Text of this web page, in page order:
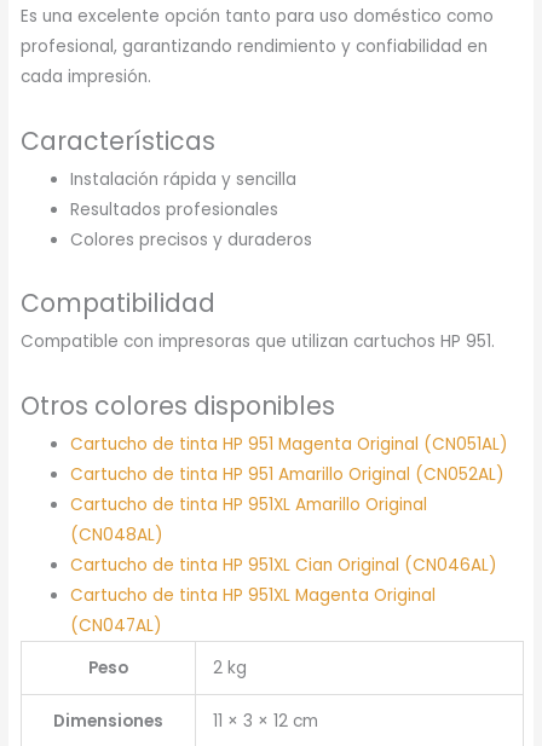
Es una excelente opción tanto para uso doméstico como
profesional, garantizando rendimiento y confiabilidad en
cada impresión.
Características
Instalación rápida y sencilla
Resultados profesionales
Colores precisos y duraderos
Compatibilidad
Compatible con impresoras que utilizan cartuchos HP 951.
Otros colores disponibles
Cartucho de tinta HP 951 Magenta Original (CN051AL)
Cartucho de tinta HP 951 Amarillo Original (CN052AL)
Cartucho de tinta HP 951XL Amarillo Original
(CN048AL)
Cartucho de tinta HP 951XL Cian Original (CN046AL)
Cartucho de tinta HP 951XL Magenta Original
(CN047AL)
Peso
2 kg
Dimensiones 11 × 3 × 12 cm